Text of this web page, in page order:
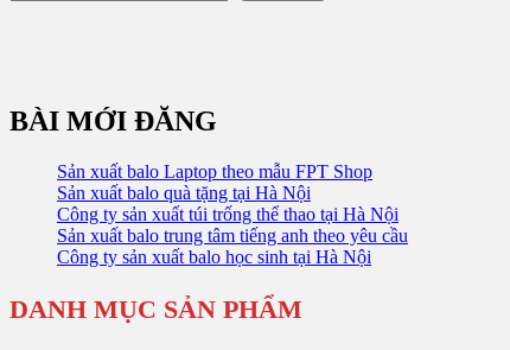
BÀI MỚI ĐĂNG
Sản xuất balo Laptop theo mẫu FPT Shop
Sản xuất balo quà tặng tại Hà Nội
Công ty sản xuất túi trống thể thao tại Hà Nội
Sản xuất balo trung tâm tiếng anh theo yêu cầu
Công ty sản xuất balo học sinh tại Hà Nội
DANH MỤC SẢN PHẨM